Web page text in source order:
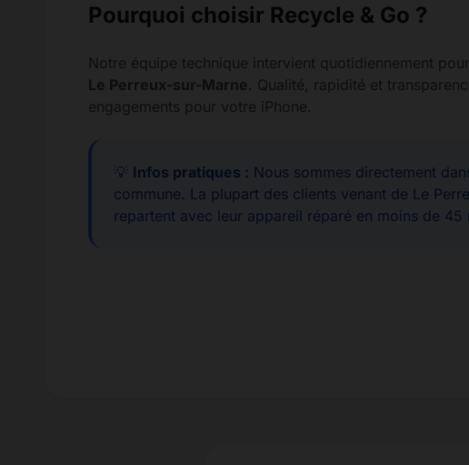
Pourquoi choisir Recycle & Go ?
Notre équipe technique intervient quotidiennement
Le Perreux-sur-Marne. Qualité, rapidité et
engagements pour votre iPhone.
💡 Infos pratiques : Nous sommes directement
commune. La plupart des clients venant de Le
repartent avec leur appareil réparé en moins de 45